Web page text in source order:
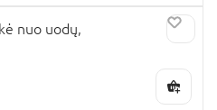
nuo uodų,